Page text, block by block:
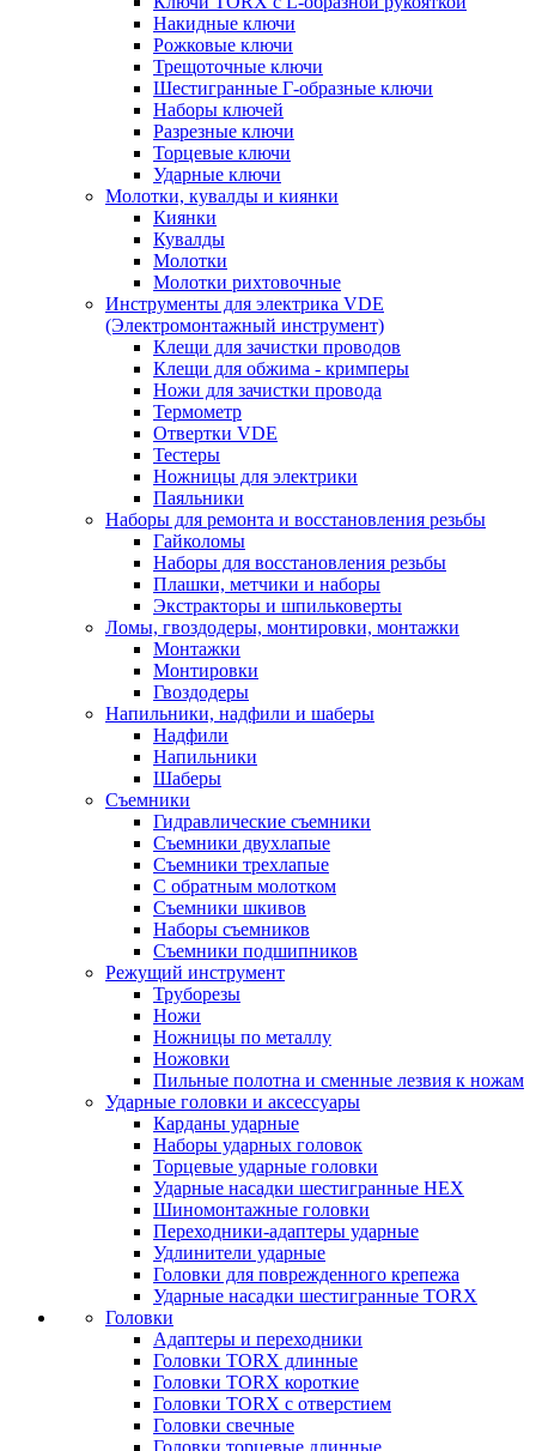
Накидные ключи
Рожковые ключи
Трещоточные ключи
Шестигранные Г-образные ключи
Наборы ключей
Разрезные ключи
Торцевые ключи
Ударные ключи
Молотки, кувалды и киянки
Киянки
Кувалды
Молотки
Молотки рихтовочные
Инструменты для электрика VDE
(Электромонтажный инструмент)
Клещи для зачистки проводов
Клещи для обжима - кримперы
Ножи для зачистки провода
Термометр
Отвертки VDE
Тестеры
Ножницы для электрики
Паяльники
Наборы для ремонта и восстановления резьбы
Гайколомы
Наборы для восстановления резьбы
Плашки, метчики и наборы
Экстракторы и шпильковерты
Ломы, гвоздодеры, монтировки, монтажки
Монтажки
Монтировки
Гвоздодеры
Напильники, надфили и шаберы
Надфили
Напильники
Шаберы
Съемники
Гидравлические съемники
Съемники двухлапые
Съемники трехлапые
С обратным молотком
Съемники шкивов
Наборы съемников
Съемники подшипников
Режущий инструмент
Труборезы
Ножи
Ножницы по металлу
Ножовки
Пильные полотна и сменные лезвия к ножам
Ударные головки и аксессуары
Карданы ударные
Наборы ударных головок
Торцевые ударные головки
Ударные насадки шестигранные HEX
Шиномонтажные головки
Переходники-адаптеры ударные
Удлинители ударные
Головки для поврежденного крепежа
Ударные насадки шестигранные TORX
Головки
Адаптеры и переходники
Головки TORX длинные
Головки TORX короткие
Головки TORX с отверстием
Головки свечные
Головки торцевые длинные